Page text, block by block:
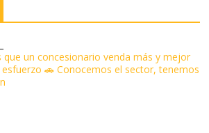
que un concesionario venda más y mejor
🚗 Conocemos el sector, tenemos